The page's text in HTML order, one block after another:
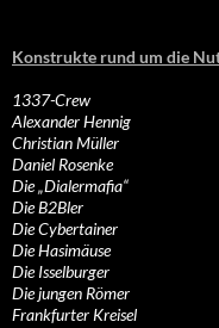
Konstrukte rund um die
1337-Crew
Alexander Hennig
Christian Müller
Daniel Rosenke
Die „Dialermafia“
Die B2Bler
Die Cybertainer
Die Hasimäuse
Die Isselburger
Die jungen Römer
Frankfurter Kreisel